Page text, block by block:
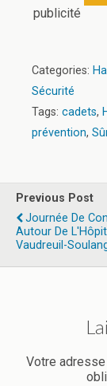
publicité
Categories:
Sécurité
Tags: cadets,
prévention,
Previous Post
Journée De
Autour De
Vaudreuil-
Votre